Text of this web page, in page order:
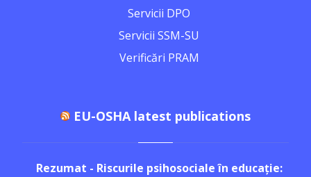
Servicii DPO
Servicii SSM-SU
Verificări PRAM
EU-OSHA latest publications
Rezumat - Riscurile psihosociale în educație: